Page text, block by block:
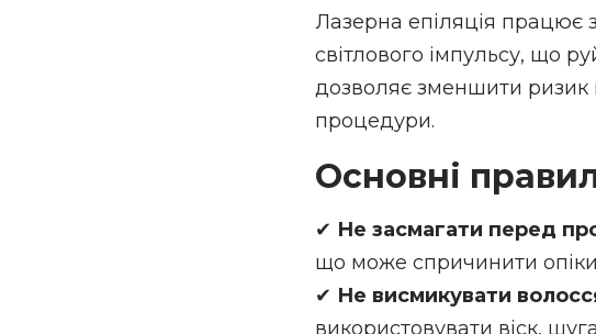
Лазерна епіляція працює
світлового імпульсу, що
дозволяє зменшити ризик
процедури.
Основні
✔ Не засмагати перед
що може спричинити
✔ Не висмикувати
використовувати віск,